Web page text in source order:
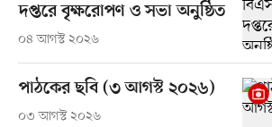
দপ্তরে বৃক্ষরোপণ ও সভা অনুষ্ঠিত
০৪ আগস্ট ২০২৬
পাঠকের ছবি (৩ আগস্ট ২০২৬)
০৩ আগস্ট ২০২৬